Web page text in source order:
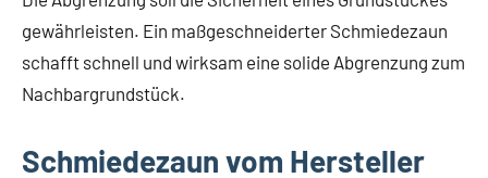
gewährleisten. Ein maßgeschneiderter Schmiedezaun
schafft schnell und wirksam eine solide Abgrenzung zum
Nachbargrundstück.
Schmiedezaun vom Hersteller